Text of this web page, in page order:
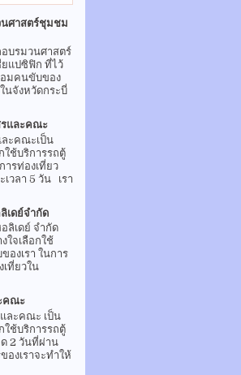
ศาสตร์ชุมชม
บรมวนศาสตร์
แปซิฟิก ที่ไว้
อมคนขับของ
นจังหวัดกระบี่
และคณะ
ะคณะเป็น
ใช้บริการรถตู้
ารท่องเที่ยว
เวลา 5 วัน เรา
เดย์จำกัด
ลิเดย์ จำกัด
ใจเลือกใช้
องเรา ในการ
ที่ยวใน
คณะ
ละคณะ เป็น
ใช้บริการรถตู้
2 วันที่ผ่าน
งเราจะทำให้